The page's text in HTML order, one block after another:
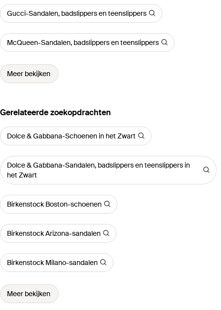
Gucci-Sandalen, badslippers en teenslippers
McQueen-Sandalen, badslippers en teenslippers
Meer bekijken
Gerelateerde zoekopdrachten
Dolce & Gabbana-Schoenen in het Zwart
Dolce & Gabbana-Sandalen, badslippers en teenslippers in
het Zwart
Birkenstock Boston-schoenen
Birkenstock Arizona-sandalen
Birkenstock Milano-sandalen
Meer bekijken